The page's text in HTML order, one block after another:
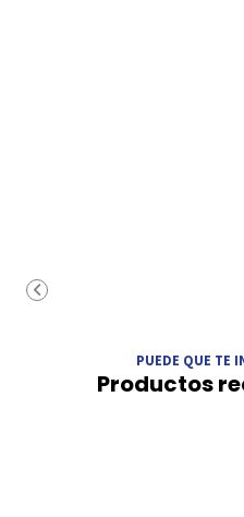
PUEDE QUE TE
Productos